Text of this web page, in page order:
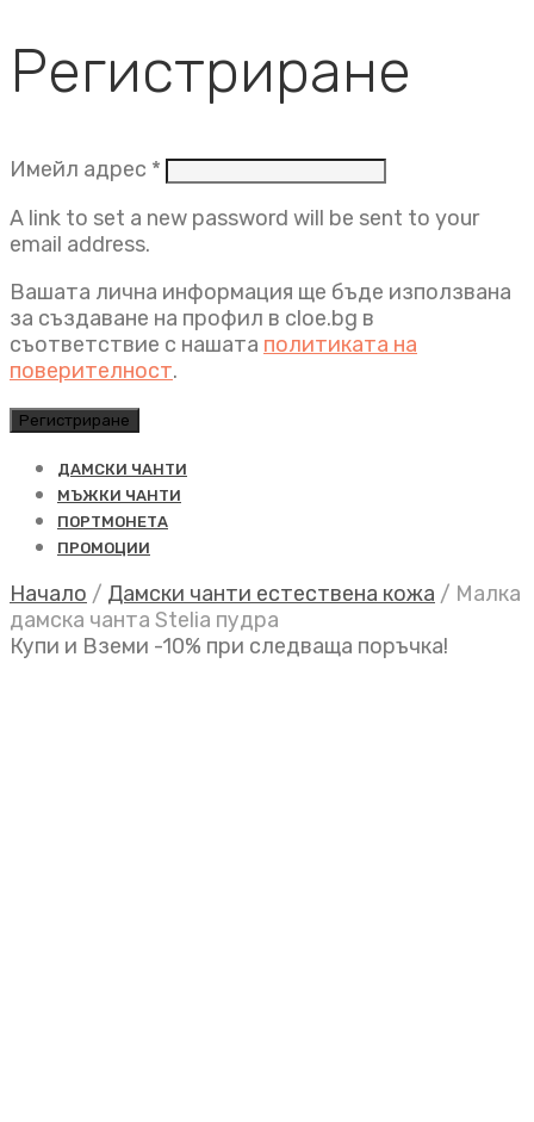
Регистриране
Имейл адрес * Задължително
A link to set a new password will be sent to your
email address.
Вашата лична информация ще бъде използвана
за създаване на профил в cloe.bg в
съответствие с нашата политиката на
поверителност.
Регистриране
ДАМСКИ ЧАНТИ
МЪЖКИ ЧАНТИ
ПОРТМОНЕТА
ПРОМОЦИИ
Начало / Дамски чанти естествена кожа / Малка
дамска чанта Stelia пудра
Купи и Вземи -10% при следваща поръчка!